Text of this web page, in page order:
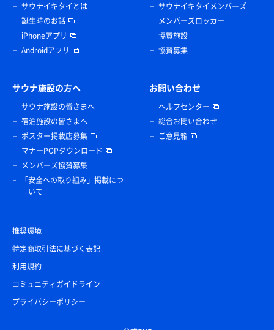
サバ背脂もり(平打ち麺大盛)、すなチャーハン
いつ来てもスタッフの皆さんが元気が良くて気持ちい
い✨
見つけたら買うしかないエネルゲン
サウナイキタイとは
誕生時のお話
iPhoneアプリ
Androidアプリ
サウナイキタイメンバーズ
メンバーズロッカー
協賛施設
協賛募集
サウナ施設の方へ
サウナ施設の皆さまへ
宿泊施設の皆さまへ
ポスター掲載店募集
マナーPOPダウンロード
メンバーズ協賛募集
「安全への取り組み」掲載につ
いて
お問い合わせ
ヘルプセンター
総合お問い合わせ
ご意見箱
推奨環境
特定商取引法に基づく表記
利用規約
コミュニティガイドライン
プライバシーポリシー